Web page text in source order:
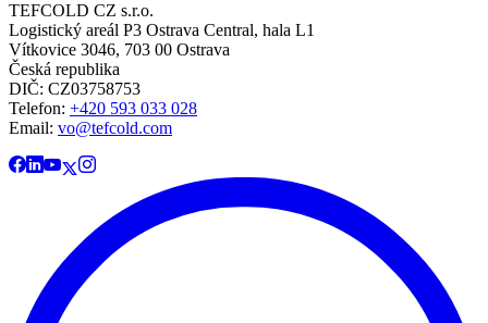
TEFCOLD CZ s.r.o.
Logistický areál P3 Ostrava Central, hala L1
Vítkovice 3046, 703 00 Ostrava
Česká republika
DIČ: CZ03758753​​​​​​
Telefon: +420 593 033 028
Email: vo@tefcold.com